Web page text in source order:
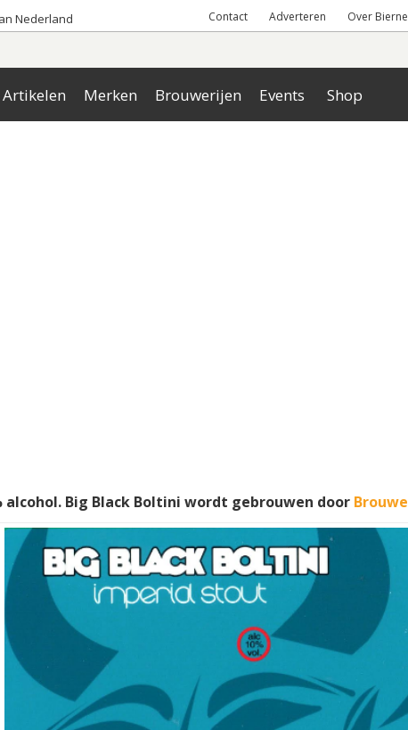
Nederland Contact Adverteren Over
Merken Brouwerijen Events Shop
alcohol. Big Black Boltini wordt gebrouwen door